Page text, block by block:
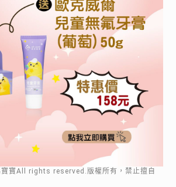
寶寶All rights reserved.版權所有，禁止擅自